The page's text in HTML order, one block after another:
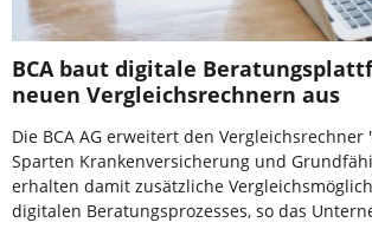
BCA baut digitale
neuen Vergleichsrechnern aus
Die BCA AG erweitert den
Sparten Krankenversicherung und
erhalten damit zusätzliche
digitalen Beratungsprozesses, so das